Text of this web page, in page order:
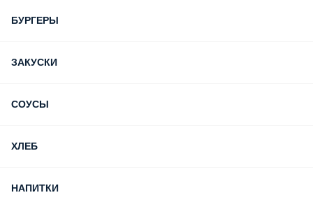
БУРГЕРЫ
ЗАКУСКИ
СОУСЫ
ХЛЕБ
НАПИТКИ